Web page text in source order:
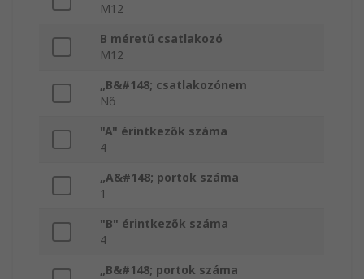
M12
B méretű csatlakozó
M12
„B&#148; csatlakozónem
Nő
"A" érintkezők száma
4
„A&#148; portok száma
1
"B" érintkezők száma
4
„B&#148; portok száma